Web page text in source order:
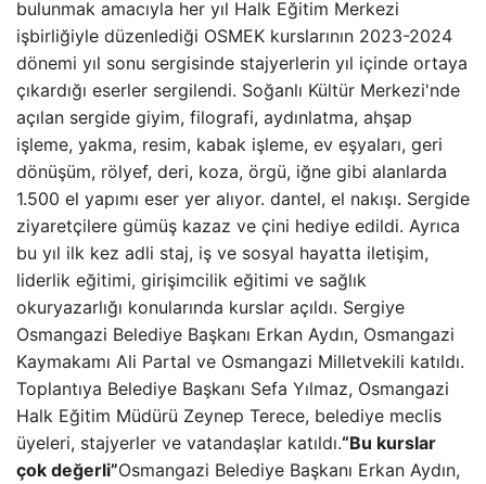
bulunmak amacıyla her yıl Halk Eğitim Merkezi
işbirliğiyle düzenlediği OSMEK kurslarının 2023-2024
dönemi yıl sonu sergisinde stajyerlerin yıl içinde ortaya
çıkardığı eserler sergilendi. Soğanlı Kültür Merkezi'nde
açılan sergide giyim, filografi, aydınlatma, ahşap
işleme, yakma, resim, kabak işleme, ev eşyaları, geri
dönüşüm, rölyef, deri, koza, örgü, iğne gibi alanlarda
1.500 el yapımı eser yer alıyor. dantel, el nakışı. Sergide
ziyaretçilere gümüş kazaz ve çini hediye edildi. Ayrıca
bu yıl ilk kez adli staj, iş ve sosyal hayatta iletişim,
liderlik eğitimi, girişimcilik eğitimi ve sağlık
okuryazarlığı konularında kurslar açıldı. Sergiye
Osmangazi Belediye Başkanı Erkan Aydın, Osmangazi
Kaymakamı Ali Partal ve Osmangazi Milletvekili katıldı.
Toplantıya Belediye Başkanı Sefa Yılmaz, Osmangazi
Halk Eğitim Müdürü Zeynep Terece, belediye meclis
üyeleri, stajyerler ve vatandaşlar katıldı.“Bu kurslar
çok değerli”Osmangazi Belediye Başkanı Erkan Aydın,